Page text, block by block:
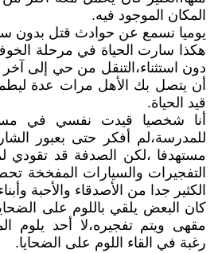
المكان الموجود فيه.
يوميا نسمع عن حوادث قتل بدون
هكذا سارت الحياة في مرحلة
دون استثناء،التنقل من حي إلى
أن يتصل بك الأهل مرات عدة
قيد الحياة.
أنا شخصيا قيدت نفسي في
للمدرسة،لم أفكر حتى بعبور
مستهدفا ،لكن الصدفة قد تقودي
التفجيرات والسيارات المفخخة
الكثير جدا من الأصدقاء والأحبة
كان البعض يلقي باللوم على
مقهى ويتم تفجيره،لا أحد يلوم
رغبة في القاء اللوم على الضحايا.